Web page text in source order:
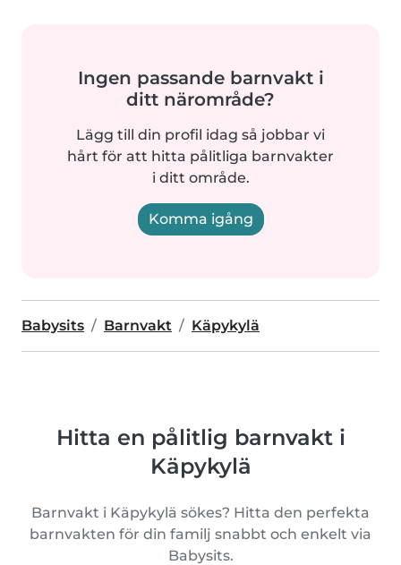
Ingen passande barnvakt i
ditt närområde?
Lägg till din profil idag så jobbar vi
hårt för att hitta pålitliga barnvakter
i ditt område.
Komma igång
Babysits Barnvakt Käpykylä
Hitta en pålitlig barnvakt i
Käpykylä
Barnvakt i Käpykylä sökes? Hitta den perfekta
barnvakten för din familj snabbt och enkelt via
Babysits.